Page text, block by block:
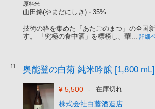
原料米
山田錦(やまだにしき) - 35%
技術の粋を集めた「あたごのまつ」の全国
す。 「究極の食中酒」を標榜し、華... 詳細
11. 奥能登の白菊 純米吟醸 [1,800 mL]
¥ 5,500 - 在庫切れ
株式会社白藤酒造店